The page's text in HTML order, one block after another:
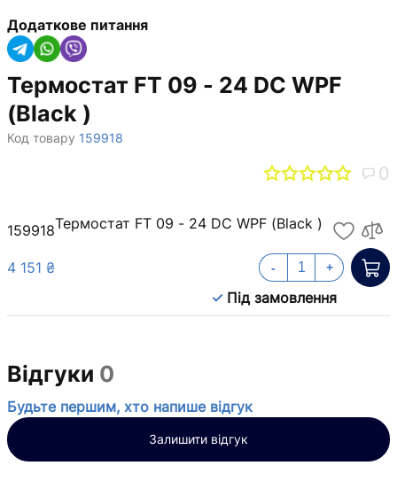
Додаткове питання
Термостат FT 09 - 24 DC WPF
(Black )
Код товару 159918
0
159918Термостат FT 09 - 24 DC WPF (Black )
4 151 ₴
Під замовлення
- +
Відгуки 0
Будьте першим, хто напише відгук
Залишити відгук